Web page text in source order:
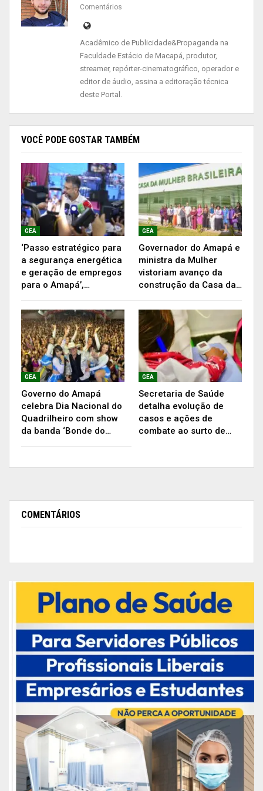
confraternização para esse segmento
extremamente importante para o Amapá. Vamos
celebrar juntos e valorizar aqueles que
contribuem, diariamente, para a nossa economia
e nossa cultura”, destacou o secretário de Pesca,
Paulo Nogueira.
A Federação dos Pescadores trabalha junto com
algumas colônias, nos demais municípios, e a
programação para homenagear os trabalhadores.
“Celebrar este dia é reconhecer o valor daqueles
que se dedicam a levar alimento à mesa dos
amapaenses. Nossos pescadores são
fundamentais para a economia do estado e
merecem todo o respeito e admiração. Por isso, a
Leidinaldo Gama.
pescadores artesanais, contabilizados no estado.
Somente no arquipélago do Bailique são mais de
três mil cadastros ativados.
Confira a programação do Dia do
Pescador no Amapá:
Sábado, 29
Local: sede dos Pescadores
9h – Celebração da Santa Missa
10h – Café da manhã
11h – Ação Social: Atividades e serviços
Comentários
Acadêmico de Publicidade&Propaganda na
Faculdade Estácio de Macapá, produtor,
streamer, repórter-cinematográfico, operador e
editor de áudio, assina a editoração técnica
deste Portal.
VOCÊ PODE GOSTAR TAMBÉM
GEA
‘Passo estratégico para
a segurança energética
e geração de empregos
para o Amapá’,…
GEA
Governador do Amapá e
ministra da Mulher
vistoriam avanço da
construção da Casa da…
GEA
Governo do Amapá
celebra Dia Nacional do
Quadrilheiro com show
da banda ‘Bonde do…
GEA
Secretaria de Saúde
detalha evolução de
casos e ações de
combate ao surto de…
COMENTÁRIOS